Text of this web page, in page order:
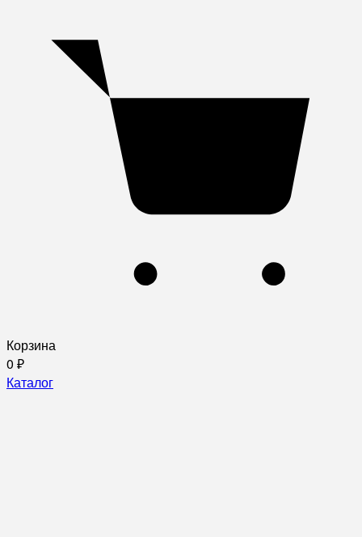
Корзина
0 ₽
Каталог